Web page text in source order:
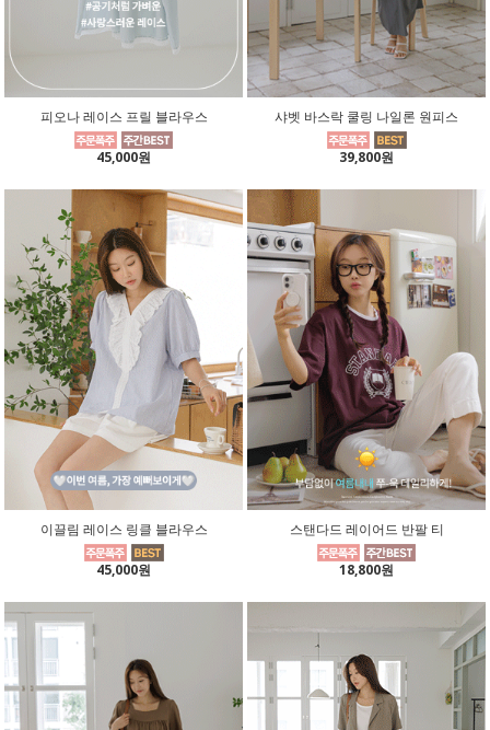
피오나 레이스 프릴 블라우스
45,000원
샤벳 바스락 쿨링 나일론 원피스
39,800원
이끌림 레이스 링클 블라우스
45,000원
스탠다드 레이어드 반팔 티
18,800원